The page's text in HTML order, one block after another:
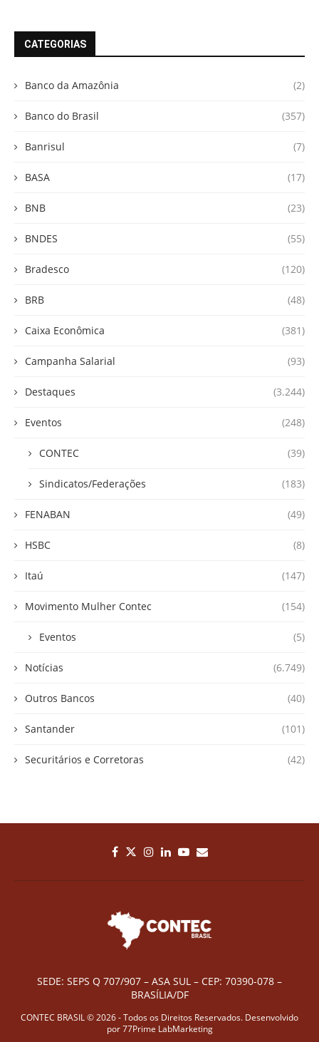
CATEGORIAS
Banco da Amazônia (2)
Banco do Brasil (357)
Banrisul (7)
BASA (17)
BNB (23)
BNDES (55)
Bradesco (120)
BRB (48)
Caixa Econômica (381)
Campanha Salarial (93)
Destaques (3.244)
Eventos (248)
CONTEC (39)
Sindicatos/Federações (183)
FENABAN (49)
HSBC (8)
Itaú (147)
Movimento Mulher Contec (154)
Eventos (5)
Notícias (6.749)
Outros Bancos (40)
Santander (101)
Securitários e Corretoras (42)
SEDE: SEPS Q 707/907 – ASA SUL – CEP: 70390-078 –
BRASÍLIA/DF
CONTEC BRASIL © 2026 - Todos os Direitos Reservados. Desenvolvido
por77Prime LabMarketing